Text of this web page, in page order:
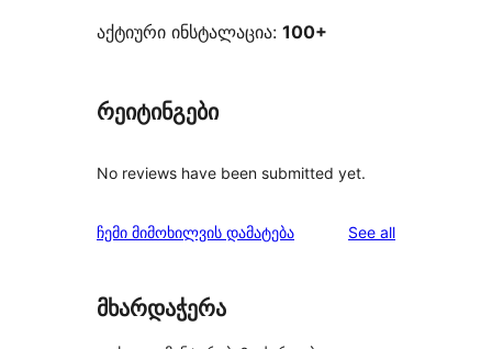
აქტიური ინსტალაცია: 100+
რეიტინგები
No reviews have been submitted yet.
ჩემი მიმოხილვის დამატება See allreviews
მხარდაჭერა